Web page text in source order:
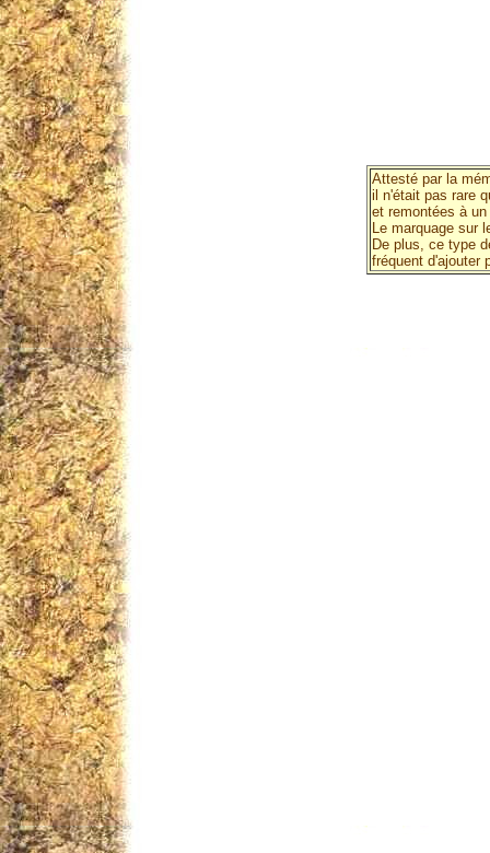
Attesté par la
il n'était pas rare
et remontées à
Le marquage
De plus, ce type
fréquent d'ajouter